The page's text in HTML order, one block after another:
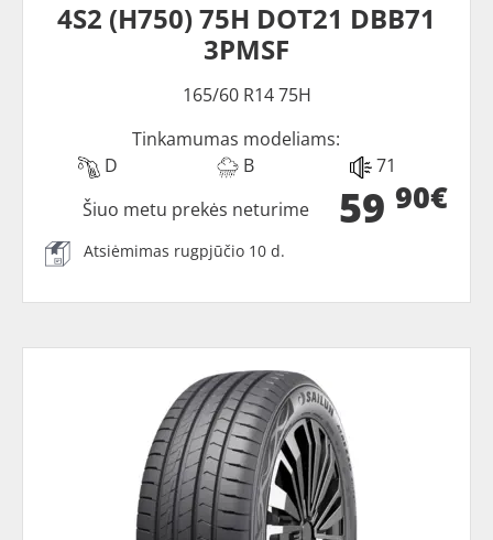
4S2 (H750) 75H DOT21 DBB71
3PMSF
165/60 R14 75H
Tinkamumas modeliams:
D
B 71
59 90€
Šiuo metu prekės neturime
Atsiėmimas rugpjūčio 10 d.